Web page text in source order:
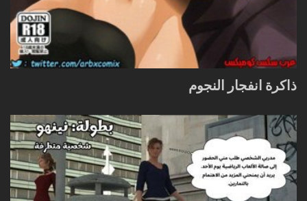
ذاكرة انفجار النجوم